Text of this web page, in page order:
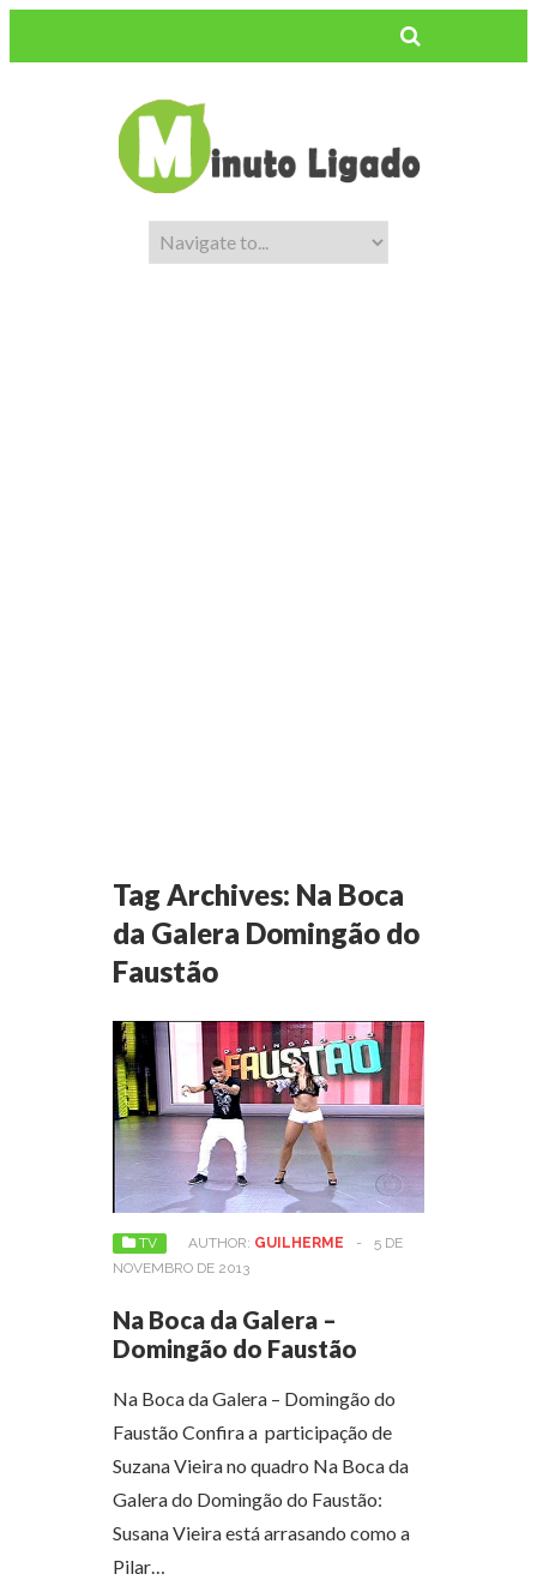
Tag Archives: Na Boca
da Galera Domingão do
Faustão
TV AUTHOR: GUILHERME -
5 DE
NOVEMBRO DE 2013
Na Boca da Galera –
Domingão do Faustão
Na Boca da Galera – Domingão do
Faustão Confira a participação de
Suzana Vieira no quadro Na Boca da
Galera do Domingão do Faustão:
Susana Vieira está arrasando como a
Pilar…